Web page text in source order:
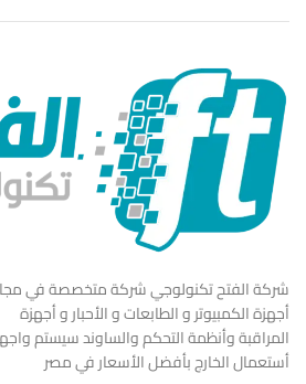
شركة الفتح تكنولوجي شركة متخصصة في
أجهزة الكمبيوتر و الطابعات و الأحبار و أجهزة
المراقبة وأنظمة التحكم والساوند سيستم
أستعمال الخارج بأفضل الأسعار في مصر